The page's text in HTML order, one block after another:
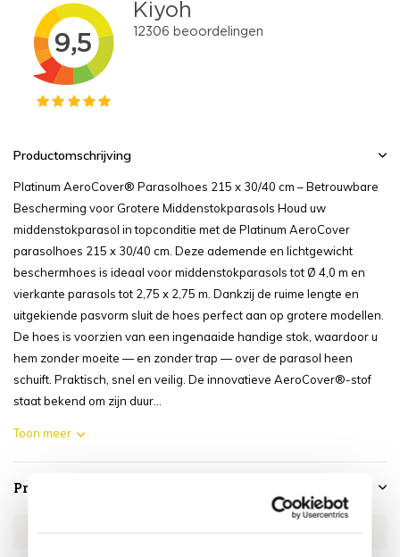
Productomschrijving
Platinum AeroCover® Parasolhoes 215 x 30/40 cm – Betrouwbare
Bescherming voor Grotere Middenstokparasols Houd uw
middenstokparasol in topconditie met de Platinum AeroCover
parasolhoes 215 x 30/40 cm. Deze ademende en lichtgewicht
beschermhoes is ideaal voor middenstokparasols tot Ø 4,0 m en
vierkante parasols tot 2,75 x 2,75 m. Dankzij de ruime lengte en
uitgekiende pasvorm sluit de hoes perfect aan op grotere modellen.
De hoes is voorzien van een ingenaaide handige stok, waardoor u
hem zonder moeite — en zonder trap — over de parasol heen
schuift. Praktisch, snel en veilig. De innovatieve AeroCover®-stof
staat bekend om zijn duur...
Toon meer
Productspecificaties
Artikelnummer AE7984